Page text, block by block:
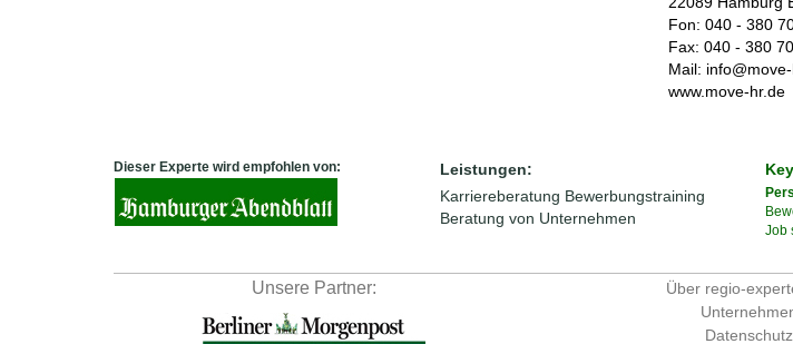
Fon: 040 - 380
Fax: 040 - 380
Mail:
www.move-hr.de
Dieser Experte wird empfohlen von:
Leistungen:
Karriereberatung Bewerbungstraining
Beratung von Unternehmen
Job
Unsere Partner:
Über regio-
Datenschutz